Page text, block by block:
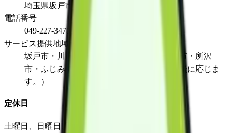
埼玉県坂戸市千代田1-1-29第5武井ビル202
電話番号
049-227-3475
サービス提供地域
坂戸市・川越市・鶴ヶ島市・狭山市・入間市・所沢
市・ふじみ野市（その他地域の方でもご相談に応じま
す。）
定休日
土曜日、日曜日、祝日、夏季休業、年末年始